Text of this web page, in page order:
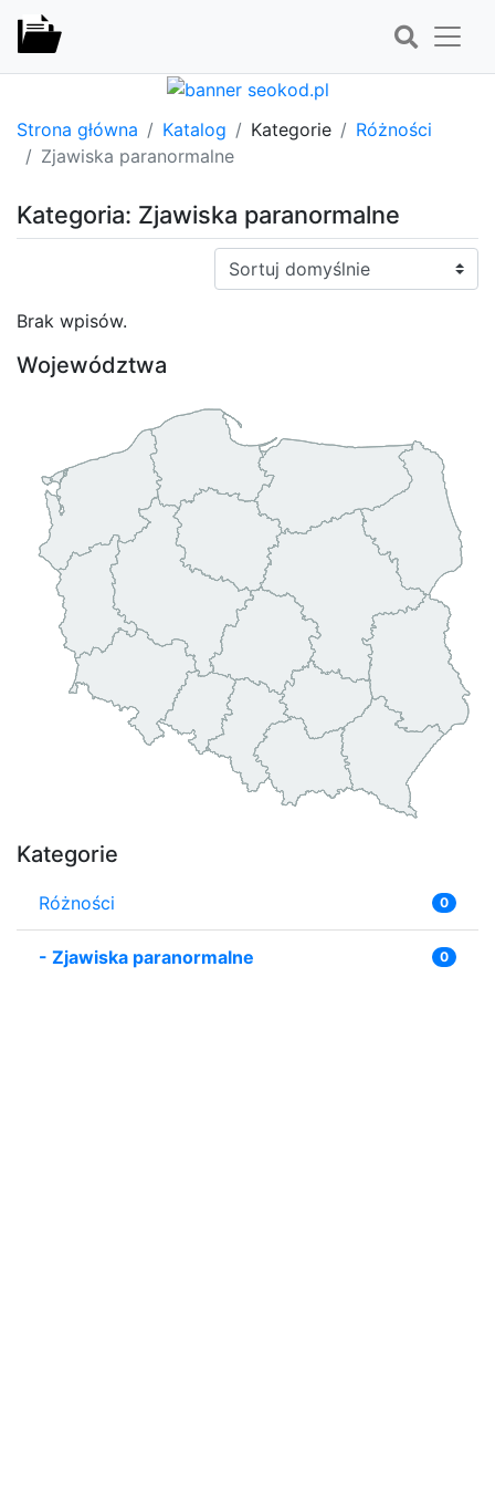
Strona główna Katalog Kategorie
Różności
Zjawiska paranormalne
Kategoria: Zjawiska paranormalne
Sortuj:
Brak wpisów.
Województwa
Kategorie
Różności 0
- Zjawiska paranormalne 0